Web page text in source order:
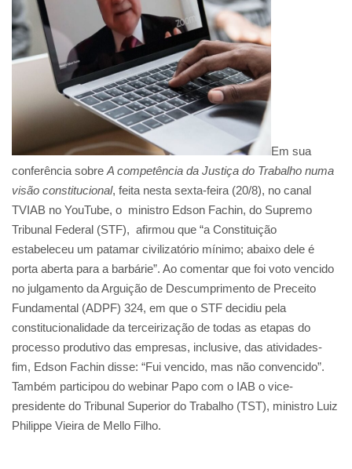
Em sua
conferência sobre A competência da Justiça do Trabalho numa
visão constitucional, feita nesta sexta-feira (20/8), no canal
TVIAB no YouTube, o ministro Edson Fachin, do Supremo
Tribunal Federal (STF), afirmou que “a Constituição
estabeleceu um patamar civilizatório mínimo; abaixo dele é
porta aberta para a barbárie”. Ao comentar que foi voto vencido
no julgamento da Arguição de Descumprimento de Preceito
Fundamental (ADPF) 324, em que o STF decidiu pela
constitucionalidade da terceirização de todas as etapas do
processo produtivo das empresas, inclusive, das atividades-
fim, Edson Fachin disse: “Fui vencido, mas não convencido”.
Também participou do webinar Papo com o IAB o vice-
presidente do Tribunal Superior do Trabalho (TST), ministro Luiz
Philippe Vieira de Mello Filho.